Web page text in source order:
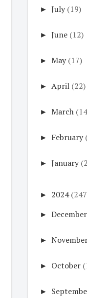
► July (19)
► June (12)
► May (17)
► April (22)
► March
► February
► January
► 2024
► December
►
► October
►